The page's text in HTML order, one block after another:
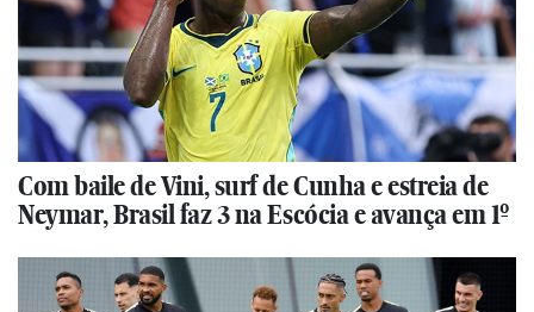
Com baile de Vini, surf de Cunha e estreia de
Neymar, Brasil faz 3 na Escócia e avança em 1º